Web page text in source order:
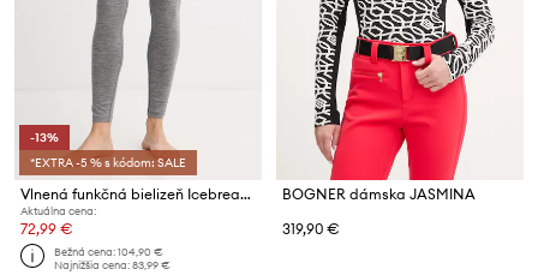
-13%
*EXTRA -5 % s kódom: SALE
Vlnená funkčná bielizeň Icebreaker
Aktuálna cena:
72,99 €
Bežná cena:104,90 €
Najnižšia cena:83,99 €
BOGNER dámska JASMINA
319,90 €